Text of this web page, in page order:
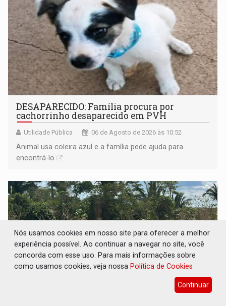
DESAPARECIDO: Família procura por
cachorrinho desaparecido em PVH
Utilidade Pública 06 de Agosto de 2026 às 10:52
Animal usa coleira azul e a família pede ajuda para
encontrá-lo
Nós usamos cookies em nosso site para oferecer a melhor
experiência possível. Ao continuar a navegar no site, você
concorda com esse uso. Para mais informações sobre
como usamos cookies, veja nossa Política de Cookies
Continuar